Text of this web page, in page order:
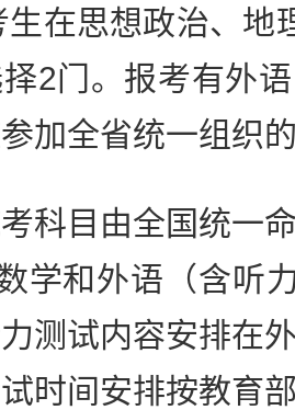
生在思想政治、
2门。报考有外
加全省统一组织
目由全国统一命
学和外语（含听
测试内容安排在
时间安排按教育